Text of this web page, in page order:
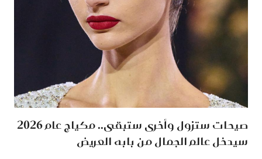
صيحات ستزول وأخرى ستبقى.. مكياج عام 2026
سيدخل عالم الجمال من بابه العريض